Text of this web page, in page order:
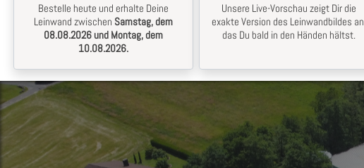
Bestelle heute und erhalte Deine
Leinwand zwischen Samstag, dem
08.08.2026 und Montag, dem
10.08.2026.
Unsere Live-Vorschau zeigt Dir die
exakte Version des Leinwandbildes an,
das Du bald in den Händen hältst.